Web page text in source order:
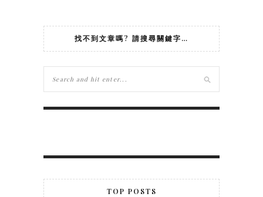
找不到文章嗎? 請搜尋關鍵字…
TOP POSTS